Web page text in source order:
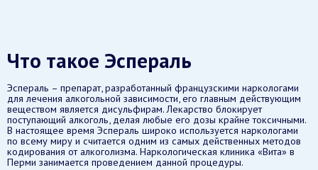
Что такое Эспераль
Эспераль – препарат, разработанный французскими наркологами
для лечения алкогольной зависимости, его главным действующим
веществом является дисульфирам. Лекарство блокирует
поступающий алкоголь, делая любые его дозы крайне токсичными.
В настоящее время Эспераль широко используется наркологами
по всему миру и считается одним из самых действенных методов
кодирования от алкоголизма. Наркологическая клиника «Вита» в
Перми занимается проведением данной процедуры.